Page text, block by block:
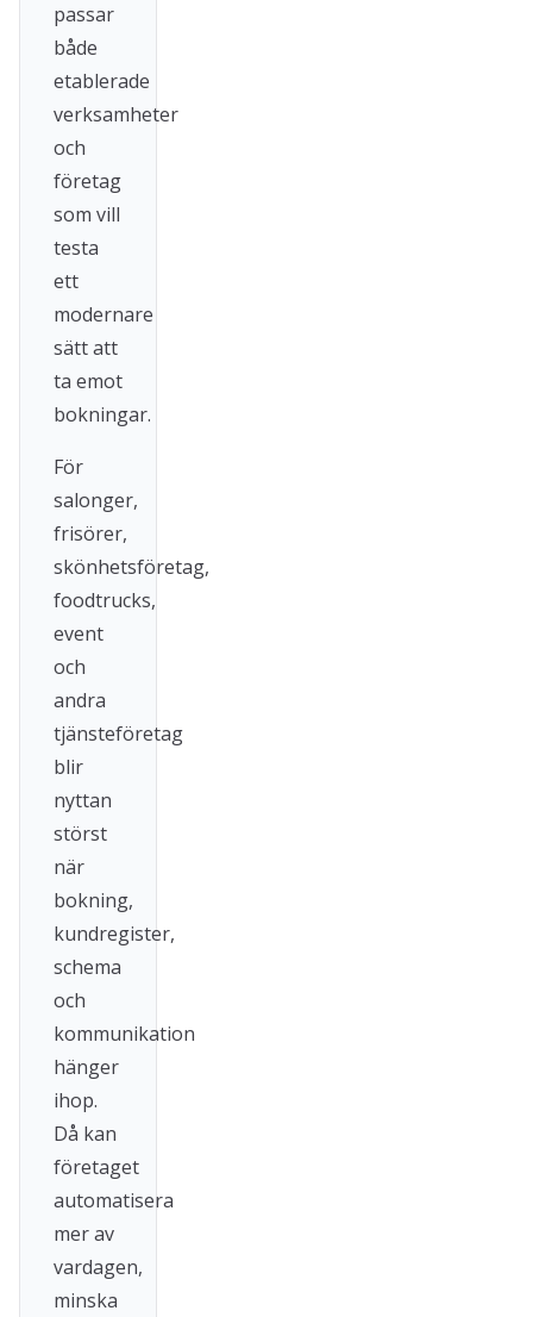
passar
både
etablerade
verksamheter
och
företag
som vill
testa
ett
modernare
sätt att
ta emot
bokningar.
För
salonger,
frisörer,
skönhetsföretag,
foodtrucks,
event
och
andra
tjänsteföretag
blir
nyttan
störst
när
bokning,
kundregister,
schema
och
kommunikation
hänger
ihop.
Då kan
företaget
automatisera
mer av
vardagen,
minska